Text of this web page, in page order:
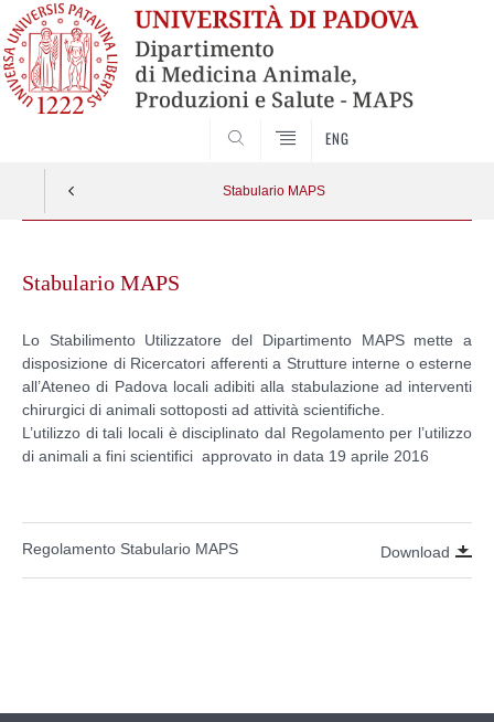
ENG
Stabulario MAPS
contentStabulario MAPS
Lo Stabilimento Utilizzatore del Dipartimento MAPS mette a
disposizione di Ricercatori afferenti a Strutture interne o esterne
all’Ateneo di Padova locali adibiti alla stabulazione ad interventi
chirurgici di animali sottoposti ad attività scientifiche.
L’utilizzo di tali locali è disciplinato dal Regolamento per l’utilizzo
di animali a fini scientifici approvato in data 19 aprile 2016
Regolamento Stabulario MAPS Download